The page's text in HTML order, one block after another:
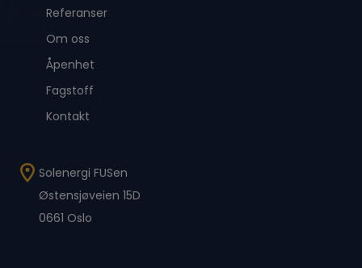
Referanser
Om oss
Åpenhet
Fagstoff
Kontakt
Solenergi FUSen
Østensjøveien 15D
0661 Oslo